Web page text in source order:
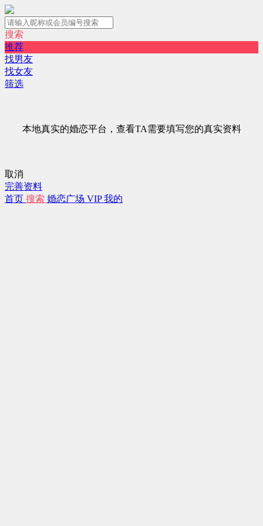
搜索
推荐
找男友
找女友
筛选
本地真实的婚恋平台，查看TA需要填写您的真实资料
取消
完善资料
首页 搜索 婚恋广场 VIP 我的